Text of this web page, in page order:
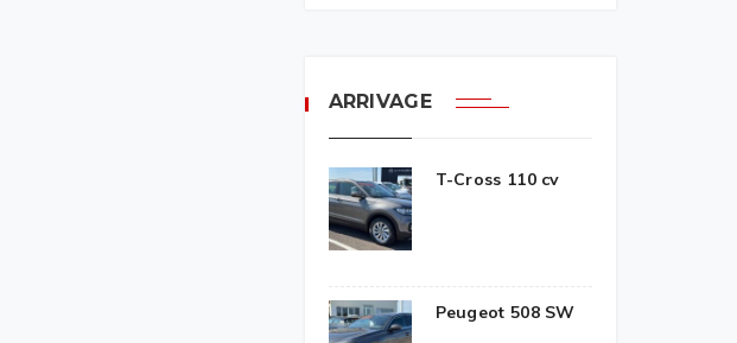
ARRIVAGE
T-Cross 110 cv
Peugeot 508 SW